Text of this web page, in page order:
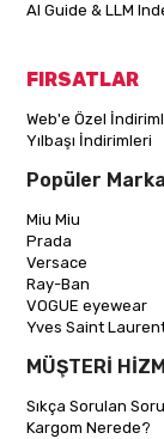
AI Guide & LLM
FIRSATLAR
Web'e Özel
Yılbaşı İndirimleri
Popüler
Miu Miu
Prada
Versace
Ray-Ban
VOGUE eyewear
Yves Saint
MÜŞTERİ
Sıkça Sorulan
Kargom Nerede?